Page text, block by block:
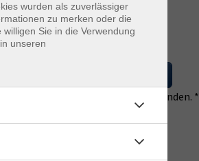
einverstanden. *
wurden als zuverlässiger
zu merken oder die
Sie in die Verwendung
unseren